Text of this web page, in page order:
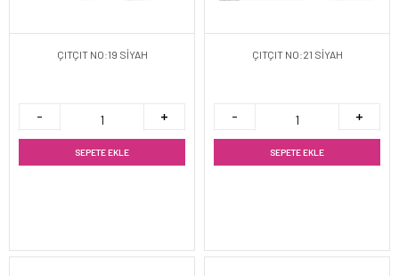
ÇITÇIT NO:19 SİYAH
SEPETE EKLE
ÇITÇIT NO:21 SİYAH
SEPETE EKLE